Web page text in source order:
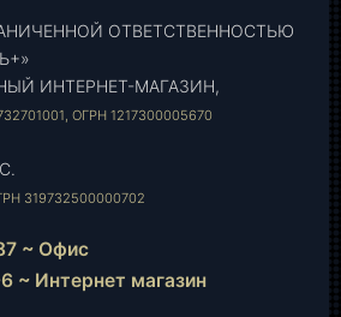
ОТВЕТСТВЕННОСТЬЮ
ИНТЕРНЕТ-МАГАЗИН,
ОГРН 1217300005670
319732500000702
~ Офис
~ Интернет магазин